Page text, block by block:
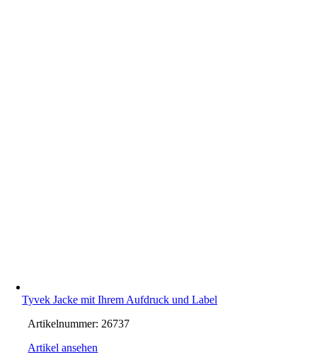
Tyvek Jacke mit Ihrem Aufdruck und Label
Artikelnummer: 26737
Artikel ansehen